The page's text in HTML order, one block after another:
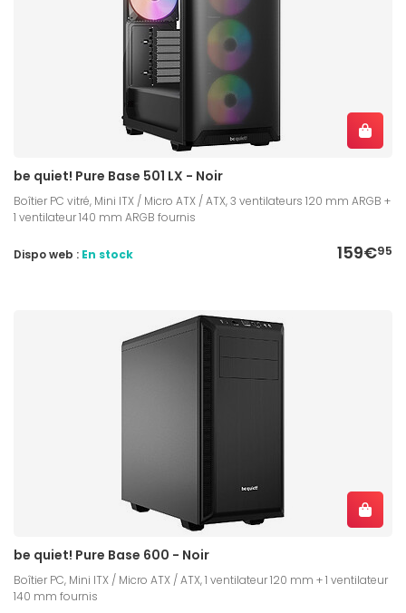
be quiet! Pure Base 501 LX - Noir
Boîtier PC vitré, Mini ITX / Micro ATX / ATX, 3 ventilateurs 120 mm ARGB +
1 ventilateur 140 mm ARGB fournis
159€95
Dispo web : En stock
be quiet! Pure Base 600 - Noir
Boîtier PC, Mini ITX / Micro ATX / ATX, 1 ventilateur 120 mm + 1 ventilateur
140 mm fournis